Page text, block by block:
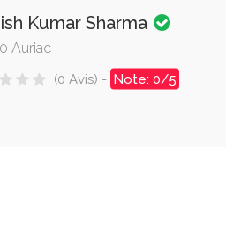
Kumar Sharma
Auriac
(0 Avis) - Note: 0/5